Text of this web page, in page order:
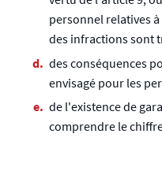
personnel relatives
des infractions sont
des conséquences
envisagé pour les
de l'existence de
comprendre le